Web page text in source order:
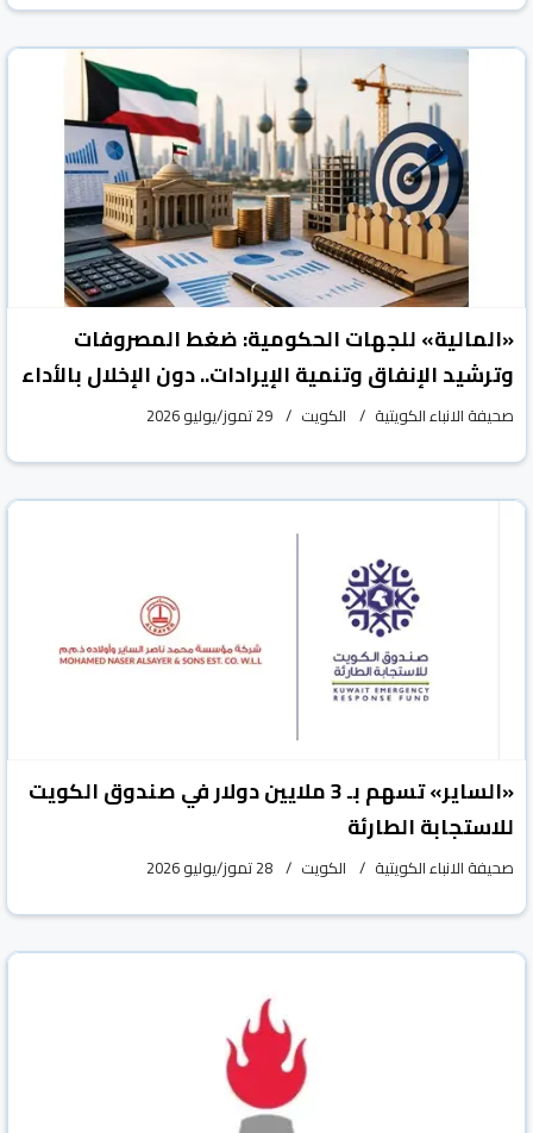
«المالية» للجهات الحكومية: ضغط المصروفات
وترشيد الإنفاق وتنمية الإيرادات.. دون الإخلال بالأداء
صحيفة الانباء الكويتية الكويت 29 تموز/يوليو 2026
«الساير» تسهم بـ 3 ملايين دولار في صندوق الكويت
للاستجابة الطارئة
صحيفة الانباء الكويتية الكويت 28 تموز/يوليو 2026